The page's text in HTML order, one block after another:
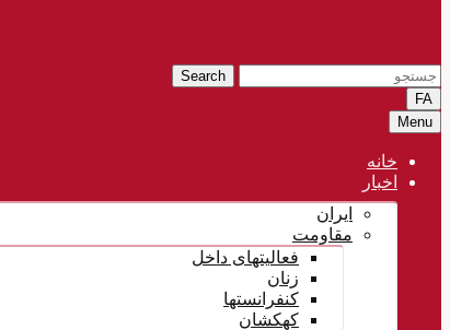
Search
FA
Menu
خانه
اخبار
ایران
مقاومت
فعالیتهای داخل
زنان
کنفرانستها
کهکشان